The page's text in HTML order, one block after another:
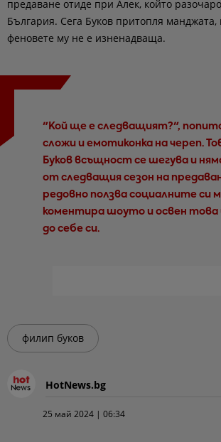
предаване отиде при Алек, който
България. Сега Буков притопля манджата,
феновете му не е изненадваща.
"Кой ще е следващият?",
сложи и емотиконка на череп.
Буков всъщност се шегува и
от следващия сезон на
редовно ползва социалните си
коментира шоуто и освен това
до себе си.
филип буков
HotNews.bg
25 май 2024 | 06:34